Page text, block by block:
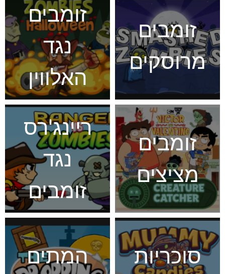
זומבים
מרוסקים
זומבים
נגד
האלווין
זומבים
מציצים
ריינג'רס
נגד
זומבים
סוכריות
המתים